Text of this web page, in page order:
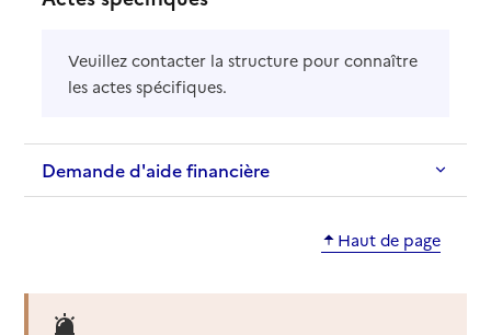
Veuillez contacter la structure pour connaître
les actes spécifiques.
Demande d'aide financière
Haut de page